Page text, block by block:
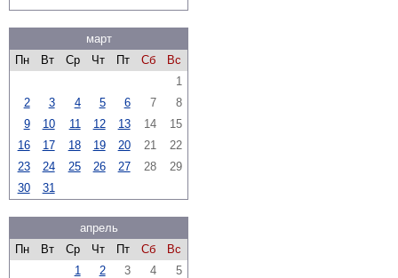
март
Пн
Вт Ср Чт Пт Сб
Вс
1
2
3 4 5 6 7
8
9
10 11 12 13 14
15
16
17 18 19 20 21
22
23
24 25 26 27 28
29
30
31
апрель
Пн
Вт Ср Чт Пт Сб
Вс
1
2 3 4
5